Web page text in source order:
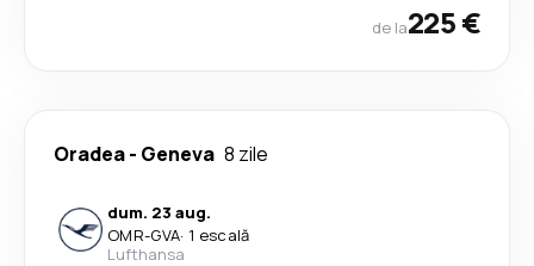
de la225 €
Oradea- Geneva 8 zile
dum. 23 aug.
OMR-GVA· 1 escală
Lufthansa